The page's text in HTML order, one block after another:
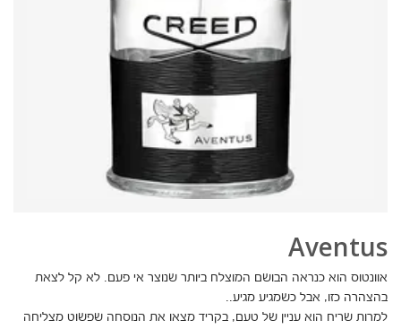
Aventus
אוונטוס הוא כנראה הבושם המוצלח ביותר שנוצר אי פעם. לא קל לצאת
בהצהרה כזו, אבל כשמגיע מגיע..
למרות שריח הוא עניין של טעם, בקריד מצאו את הנוסחה שפשוט מצליחה